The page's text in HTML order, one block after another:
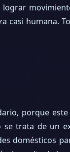
lograr
casi humana.
porque
se trata de un
domésticos